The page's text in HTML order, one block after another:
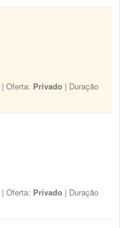
| Oferta: Privado | Duração
| Oferta: Privado | Duração